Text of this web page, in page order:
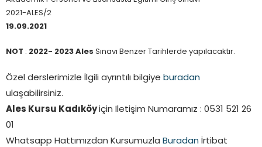
2021-ALES/2
19.09.2021
NOT : 2022- 2023 Ales Sınavı Benzer Tarihlerde yapılacaktır.
Özel derslerimizle İlgili ayrıntılı bilgiye buradan
ulaşabilirsiniz.
Ales Kursu Kadıköyiçin İletişim Numaramız : 0531 521 26
01
Whatsapp Hattımızdan Kursumuzla Buradan İrtibat